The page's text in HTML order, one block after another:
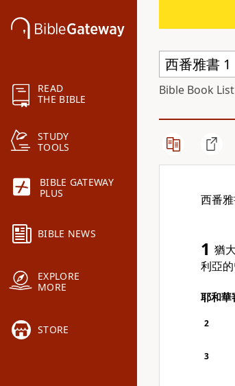
READ
THE BIBLE
STUDY
TOOLS
BIBLE GATEWAY
PLUS
BIBLE NEWS
EXPLORE
MORE
STORE
Bible Book List
西番
1 猶
利亞
耶和華
2
3